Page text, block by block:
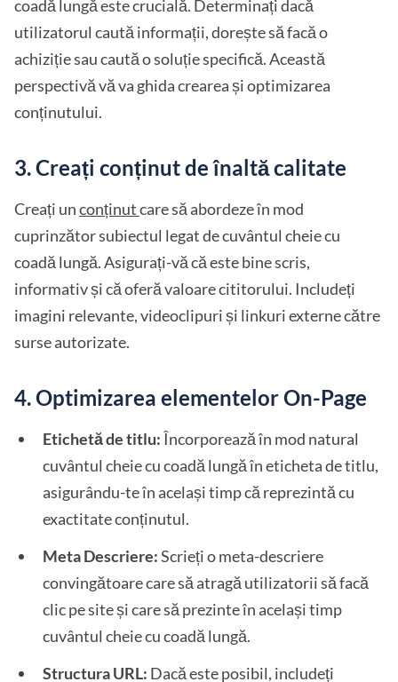
coadă lungă este crucială. Determinați dacă
utilizatorul caută informații, dorește să facă o
achiziție sau caută o soluție specifică. Această
perspectivă vă va ghida crearea și optimizarea
conținutului.
3. Creați conținut de înaltă calitate
Creați unconținutcare să abordeze în mod
cuprinzător subiectul legat de cuvântul cheie cu
coadă lungă. Asigurați-vă că este bine scris,
informativ și că oferă valoare cititorului. Includeți
imagini relevante, videoclipuri și linkuri externe către
surse autorizate.
4. Optimizarea elementelor On-Page
Etichetă de titlu:Încorporează în mod natural
cuvântul cheie cu coadă lungă în eticheta de titlu,
asigurându-te în același timp că reprezintă cu
exactitate conținutul.
Meta Descriere:Scrieți o meta-descriere
convingătoare care să atragă utilizatorii să facă
clic pe site și care să prezinte în același timp
cuvântul cheie cu coadă lungă.
Structura URL: Dacă este posibil, includeți